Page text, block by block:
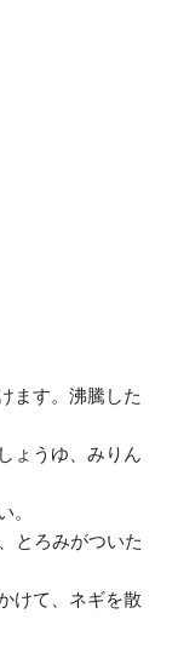
ます。沸騰した
ょうゆ、みりん
。
とろみがついた
けて、ネギを散